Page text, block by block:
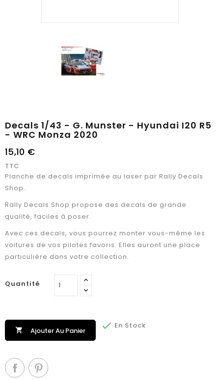
Decals 1/43 - G. Munster - Hyundai I20 R5
- WRC Monza 2020
15,10 €
TTC
Planche de decals imprimée au laser par Rally Decals
Shop.
Rally Decals Shop propose des decals de grande
qualité, faciles à poser.
Avec ces decals, vous pourrez monter vous-même les
voitures de vos pilotes favoris. Elles auront une place
particulière dans votre collection.
Quantité
 Ajouter Au Panier  En Stock